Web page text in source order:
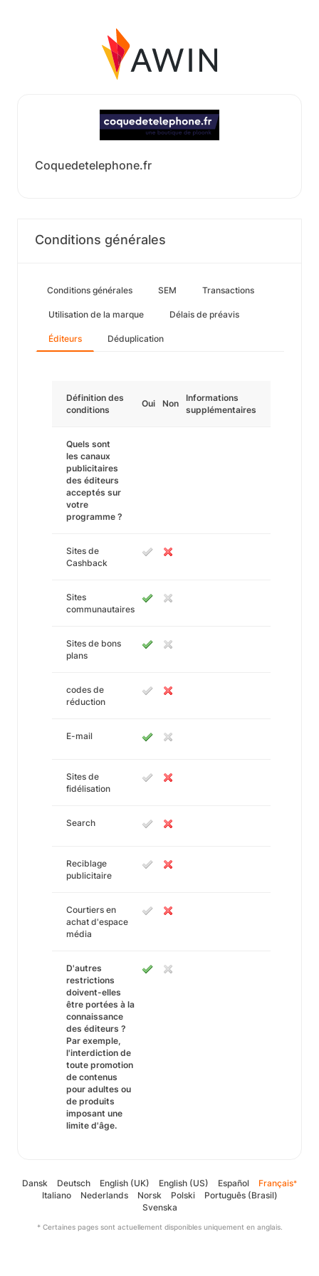
Coquedetelephone.fr
Conditions générales
Conditions générales SEM Transactions
Utilisation de la marque Délais de préavis
Éditeurs Déduplication
Définition des
conditions
Oui Non
Informations
supplémentaires
Quels sont
les canaux
publicitaires
des éditeurs
acceptés sur
votre
programme ?
Sites de
Cashback
Sites
communautaires
Sites de bons
plans
codes de
réduction
E-mail
Sites de
fidélisation
Search
Reciblage
publicitaire
Courtiers en
achat d'espace
média
D'autres
restrictions
doivent-elles
être portées à la
connaissance
des éditeurs ?
Par exemple,
l'interdiction de
toute promotion
de contenus
pour adultes ou
de produits
imposant une
limite d'âge.
Dansk Deutsch English (UK) English (US) Español Français*
Italiano Nederlands Norsk Polski
Português (Brasil)
Svenska
* Certaines pages sont actuellement disponibles uniquement en anglais.